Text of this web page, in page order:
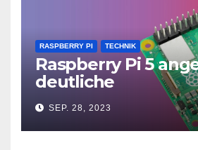
RASPBERRY PI TECHNIK
Raspberry Pi 5
deutliche
zu 2x 4K60
SEP. 28, 2023